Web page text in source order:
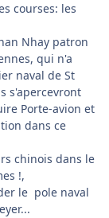
courses: les
Nhay patron
qui n'a
naval de St
s'apercevront
Porte-avion et
dans ce
chinois dans le
!,
le pole naval